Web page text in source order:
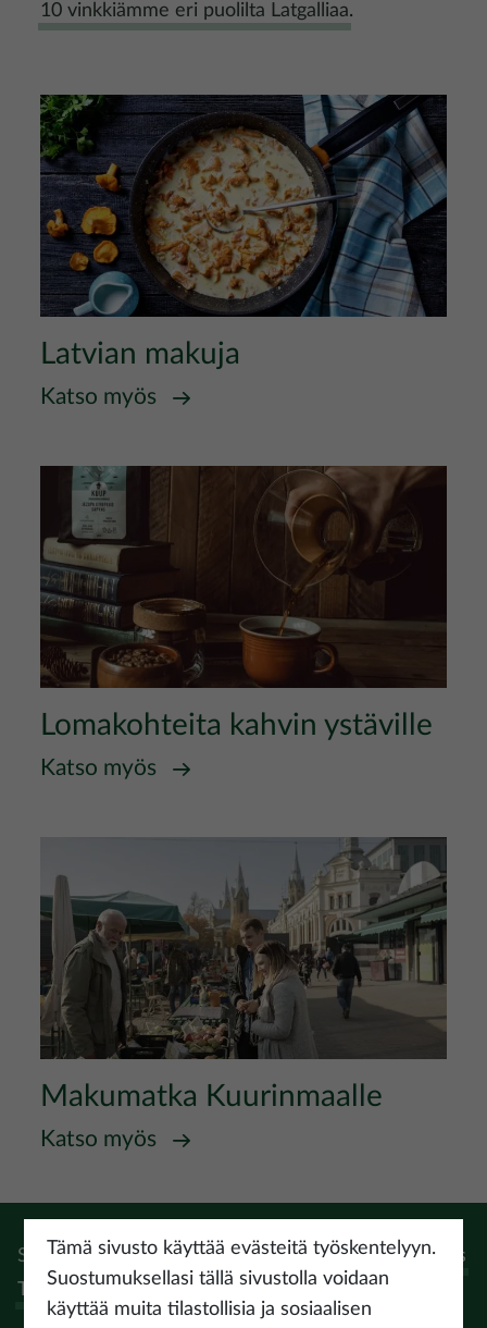
10 vinkkiämme eri puolilta Latgalliaa.
Kuva
Latvian makuja
Katso myös
Lomakohteita kahvin ystäville
Katso myös
Makumatka Kuurinmaalle
Katso myös
Seuraa:Instagram FacebookPinterestYoutubeThreads
Tiktok
Tämä sivusto käyttää evästeitä työskentelyyn.
Suostumuksellasi tällä sivustolla voidaan
käyttää muita tilastollisia ja sosiaalisen